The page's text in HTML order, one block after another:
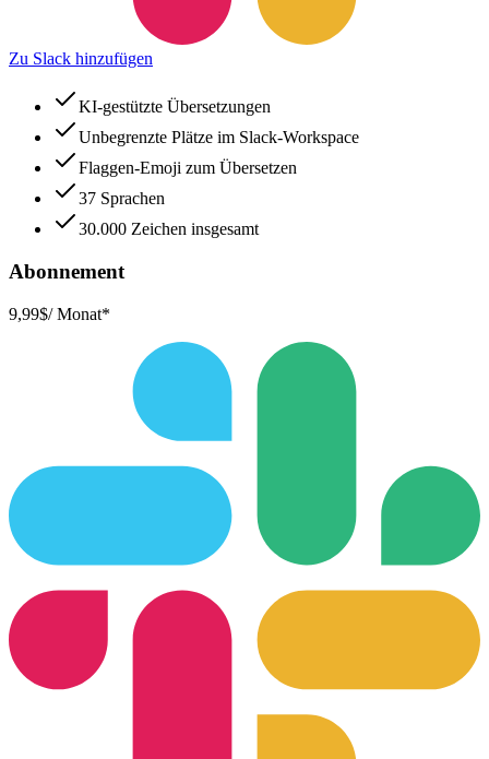
Zu Slack hinzufügen
KI-gestützte Übersetzungen
Unbegrenzte Plätze im Slack-Workspace
Flaggen-Emoji zum Übersetzen
37 Sprachen
30.000 Zeichen insgesamt
Abonnement
9,99$/ Monat*